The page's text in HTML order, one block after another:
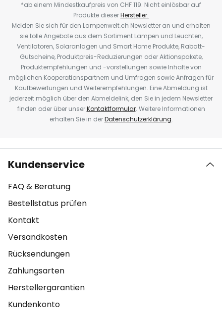
*ab einem Mindestkaufpreis von CHF 119. Nicht einlösbar auf
Produkte dieserHersteller.
Melden Sie sich für den Lampenwelt.ch Newsletter an und erhalten
sie tolle Angebote aus dem Sortiment Lampen und Leuchten,
Ventilatoren, Solaranlagen und Smart Home Produkte, Rabatt-
Gutscheine, Produktpreis-Reduzierungen oder Aktionspakete,
Produktempfehlungen und -vorstellungen sowie Inhalte von
möglichen Kooperationspartnern und Umfragen sowie Anfragen für
Kaufbewertungen und Weiterempfehlungen. Eine Abmeldung ist
jederzeit möglich über den Abmeldelink, den Sie in jedem Newsletter
finden oder über unserKontaktformular. Weitere Informationen
erhalten Sie in derDatenschutzerklärung.
Kundenservice
FAQ & Beratung
Bestellstatus prüfen
Kontakt
Versandkosten
Rücksendungen
Zahlungsarten
Herstellergarantien
Kundenkonto